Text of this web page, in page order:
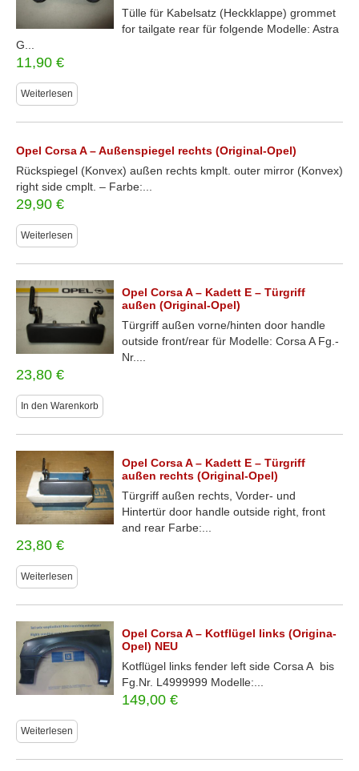
Tülle für Kabelsatz (Heckklappe) grommet
for tailgate rear für folgende Modelle: Astra
G...
11,90 €
Weiterlesen
Opel Corsa A – Außenspiegel rechts (Original-Opel)
Rückspiegel (Konvex) außen rechts kmplt. outer mirror (Konvex)
right side cmplt. – Farbe:...
29,90 €
Weiterlesen
Opel Corsa A – Kadett E – Türgriff
außen (Original-Opel)
Türgriff außen vorne/hinten door handle
outside front/rear für Modelle: Corsa A Fg.-
Nr....
23,80 €
In den Warenkorb
Opel Corsa A – Kadett E – Türgriff
außen rechts (Original-Opel)
Türgriff außen rechts, Vorder- und
Hintertür door handle outside right, front
and rear Farbe:...
23,80 €
Weiterlesen
Opel Corsa A – Kotflügel links (Origina-
Opel) NEU
Kotflügel links fender left side Corsa A bis
Fg.Nr. L4999999 Modelle:...
149,00€
Weiterlesen